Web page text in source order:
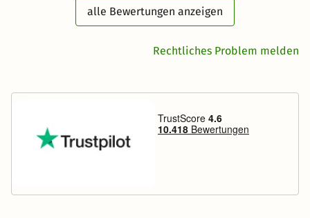
alle Bewertungen anzeigen
Rechtliches Problem melden